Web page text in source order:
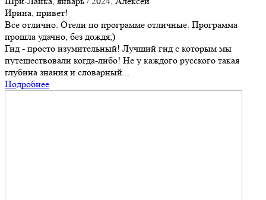
Ирина, привет!
Все отлично. Отели по программе отличные. Программа
прошла удачно, без дождя;)
Гид - просто изумительный! Лучший гид с которым мы
путешествовали когда-либо! Не у каждого русского такая
глубина знания и словарный...
Подробнее